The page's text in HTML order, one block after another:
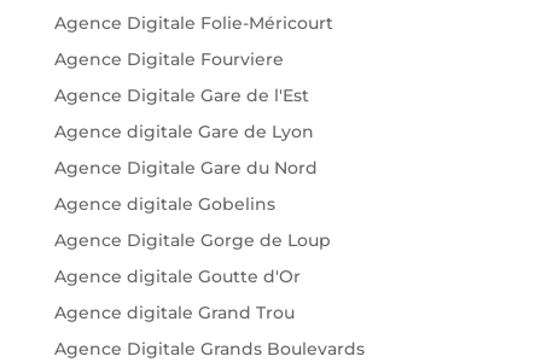
Agence Digitale Folie-Méricourt
Agence Digitale Fourviere
Agence Digitale Gare de l'Est
Agence digitale Gare de Lyon
Agence Digitale Gare du Nord
Agence digitale Gobelins
Agence Digitale Gorge de Loup
Agence digitale Goutte d'Or
Agence digitale Grand Trou
Agence Digitale Grands Boulevards